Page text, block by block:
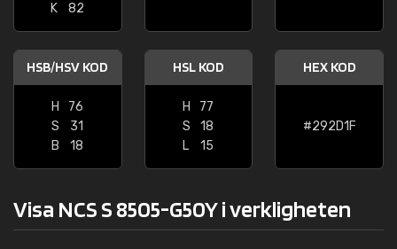
K
82
HSB/HSV KOD
H
76
S
31
B
18
HSL KOD
H
77
S
18
L
15
HEX KOD
#292D1F
Visa NCS S 8505-G50Y i verkligheten